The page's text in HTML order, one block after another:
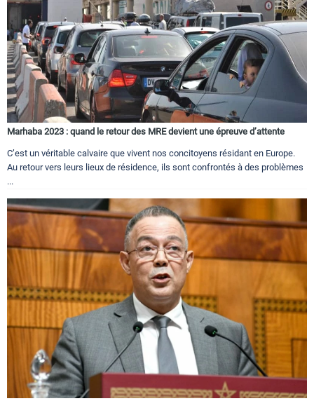
Marhaba 2023 : quand le retour des MRE devient une épreuve d’attente
C’est un véritable calvaire que vivent nos concitoyens résidant en Europe.
Au retour vers leurs lieux de résidence, ils sont confrontés à des problèmes
...